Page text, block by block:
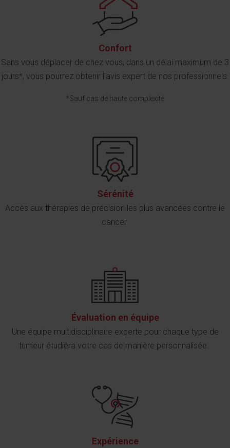
Confort
Sans vous déplacer de chez vous, dans un délai maximum de 3
jours*, vous pourrez obtenir l’avis expert de nos professionnels.
*Sauf cas de haute complexité
Sérénité
Accès aux thérapies de précision les plus avancées contre le
cancer.
Évaluation en équipe
Une équipe multidisciplinaire experte pour chaque type de
tumeur étudiera votre cas de manière personnalisée.
Expérience